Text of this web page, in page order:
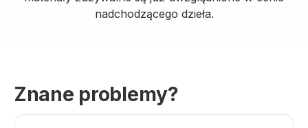
nadchodzącego dzieła.
Znane problemy?